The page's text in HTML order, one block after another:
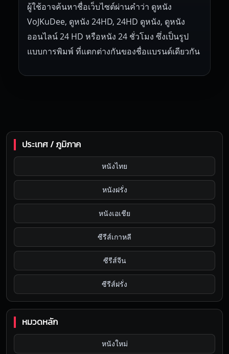
ผู้ใช้อาจค้นหาชื่อเว็บไซต์ผ่านคำว่า ดูหนัง
VoJKuDee, ดูหนัง 24HD, 24HD ดูหนัง, ดูหนัง
ออนไลน์ 24 HD หรือหนัง 24 ชั่วโมง ซึ่งเป็นรูป
แบบการพิมพ์ ที่แตกต่างกันของชื่อแบรนด์เดียวกัน
ประเทศ / ภูมิภาค
หนังไทย
หนังฝรั่ง
หนังเอเชีย
ซีรีส์เกาหลี
ซีรีส์จีน
ซีรีส์ฝรั่ง
หมวดหลัก
หนังใหม่